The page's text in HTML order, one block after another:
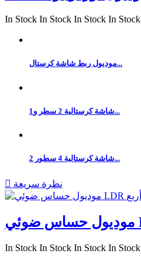
In Stock In Stock In Stock In Stock
موديول ربط شاشة كرستال...
شاشة كرستالية 2 سطر و1...
شاشة كرستالية 4 سطور 2...
 نظرة سريعة
In Stock In Stock In Stock In Stock